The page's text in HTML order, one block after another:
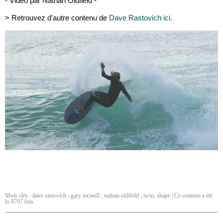
> Retrouvez d'autre contenu de Dave Rastovich ici.
Mots clés : dave rastovich ; gary mcneill ; nathan oldfield ; twin shape | Ce contenu a été
lu 8707 fois.